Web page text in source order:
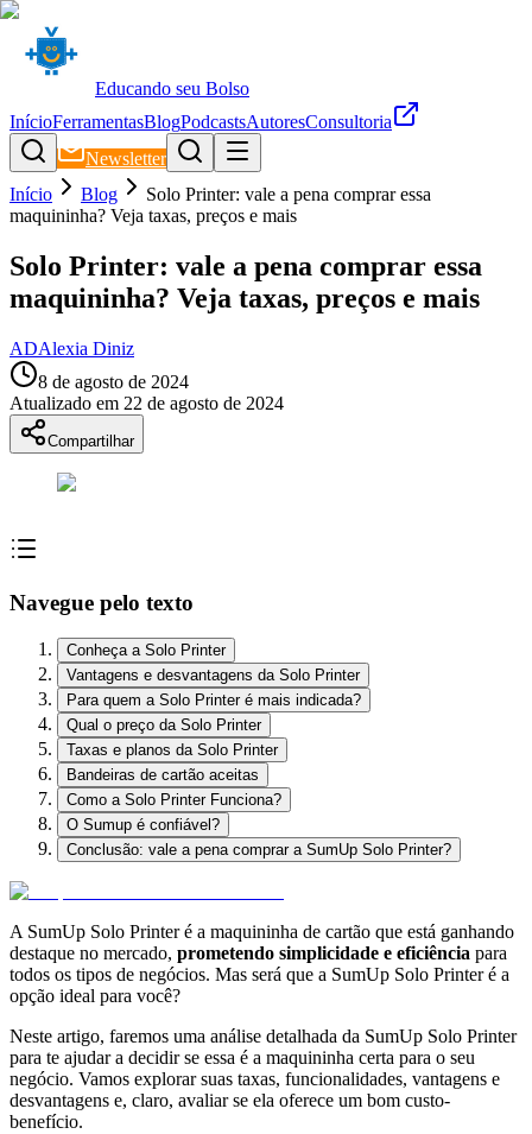
Educando seu Bolso
InícioFerramentasBlogPodcastsAutoresConsultoria
Newsletter
Início
Blog
Solo Printer: vale a pena comprar essa
maquininha? Veja taxas, preços e mais
Solo Printer: vale a pena comprar essa
maquininha? Veja taxas, preços e mais
ADAlexia Diniz
8 de agosto de 2024
Atualizado em 22 de agosto de 2024
Compartilhar
Navegue pelo texto
Conheça a Solo Printer
Vantagens e desvantagens da Solo Printer
Para quem a Solo Printer é mais indicada?
Qual o preço da Solo Printer
Taxas e planos da Solo Printer
Bandeiras de cartão aceitas
Como a Solo Printer Funciona?
O Sumup é confiável?
Conclusão: vale a pena comprar a SumUp Solo Printer?
A SumUp Solo Printer é a maquininha de cartão que está ganhando
destaque no mercado, prometendo simplicidade e eficiência para
todos os tipos de negócios. Mas será que a SumUp Solo Printer é a
opção ideal para você?
Neste artigo, faremos uma análise detalhada da SumUp Solo Printer
para te ajudar a decidir se essa é a maquininha certa para o seu
negócio. Vamos explorar suas taxas, funcionalidades, vantagens e
desvantagens e, claro, avaliar se ela oferece um bom custo-
benefício.